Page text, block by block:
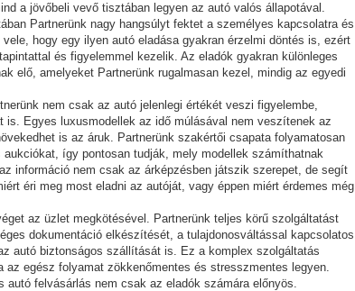
a jövőbeli vevő tisztában legyen az autó valós állapotával.
Partnerünk nagy hangsúlyt fektet a személyes kapcsolatra és
hogy egy ilyen autó eladása gyakran érzelmi döntés is, ezért
és figyelemmel kezelik. Az eladók gyakran különleges
elő, amelyeket Partnerünk rugalmasan kezel, mindig az egyedi
nem csak az autó jelenlegi értékét veszi figyelembe,
is. Egyes luxusmodellek az idő múlásával nem veszítenek az
is az áruk. Partnerünk szakértői csapata folyamatosan
így pontosan tudják, mely modellek számíthatnak
információ nem csak az árképzésben játszik szerepet, de segít
éri meg most eladni az autóját, vagy éppen miért érdemes még
az üzlet megkötésével. Partnerünk teljes körű szolgáltatást
dokumentáció elkészítését, a tulajdonosváltással kapcsolatos
autó biztonságos szállítását is. Ez a komplex szolgáltatás
az egész folyamat zökkenőmentes és stresszmentes legyen.
autó felvásárlás nem csak az eladók számára előnyös.